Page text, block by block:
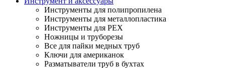
Инструменты для полипропилена
Инструменты для металлопластика
Инструменты для PEX
Ножницы и труборезы
Все для пайки медных труб
Ключи для американок
Разматыватели труб в бухтах